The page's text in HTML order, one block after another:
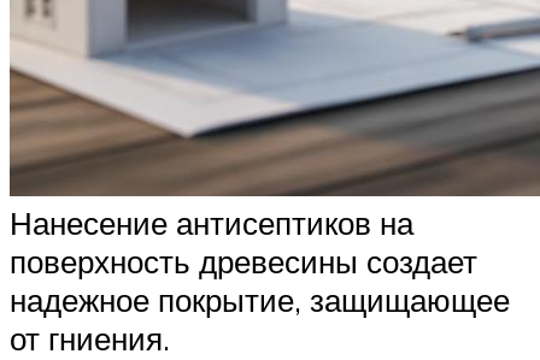
Нанесение антисептиков на
поверхность древесины создает
надежное покрытие, защищающее
от гниения.